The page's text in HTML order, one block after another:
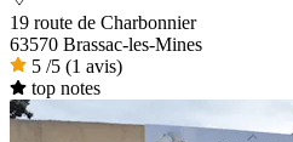
19 route de Charbonnier
63570 Brassac-les-Mines
5 /5 (1 avis)
top notes